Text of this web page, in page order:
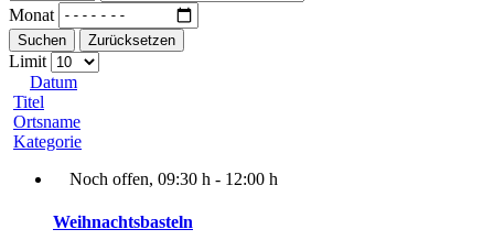
Monat
Suchen Zurücksetzen
Limit
Datum
Titel
Ortsname
Kategorie
Noch offen, 09:30 h - 12:00 h
Weihnachtsbasteln